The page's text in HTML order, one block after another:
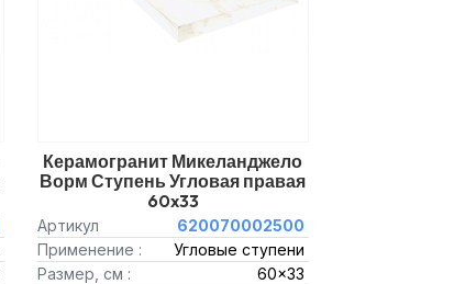
Керамогранит Микеланджело
Ворм Ступень Угловая правая
60x33
Артикул
620070002500
Применение :
Угловые ступени
Размер, см :
60x33